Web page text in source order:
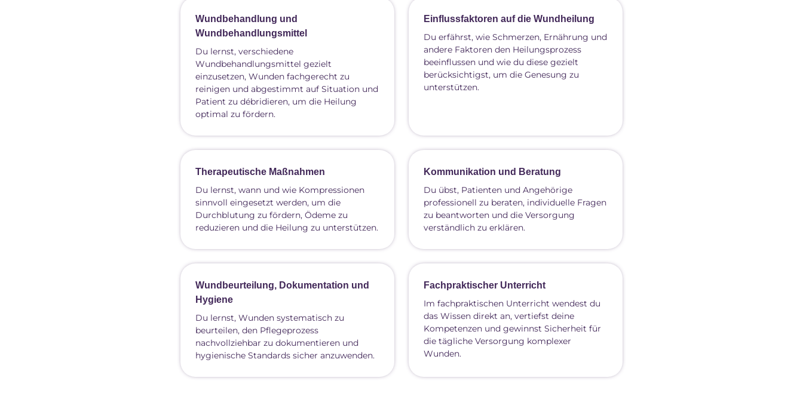
Wundbehandlung und
Wundbehandlungsmittel
Du lernst, verschiedene
Wundbehandlungsmittel gezielt
einzusetzen, Wunden fachgerecht zu
reinigen und abgestimmt auf Situation und
Patient zu débridieren, um die Heilung
optimal zu fördern.
Einflussfaktoren auf die Wundheilung
Du erfährst, wie Schmerzen, Ernährung und
andere Faktoren den Heilungsprozess
beeinflussen und wie du diese gezielt
berücksichtigst, um die Genesung zu
unterstützen.
Therapeutische Maßnahmen
Du lernst, wann und wie Kompressionen
sinnvoll eingesetzt werden, um die
Durchblutung zu fördern, Ödeme zu
reduzieren und die Heilung zu unterstützen.
Kommunikation und Beratung
Du übst, Patienten und Angehörige
professionell zu beraten, individuelle Fragen
zu beantworten und die Versorgung
verständlich zu erklären.
Wundbeurteilung, Dokumentation und
Hygiene
Du lernst, Wunden systematisch zu
beurteilen, den Pflegeprozess
nachvollziehbar zu dokumentieren und
hygienische Standards sicher anzuwenden.
Fachpraktischer Unterricht
Im fachpraktischen Unterricht wendest du
das Wissen direkt an, vertiefst deine
Kompetenzen und gewinnst Sicherheit für
die tägliche Versorgung komplexer
Wunden.